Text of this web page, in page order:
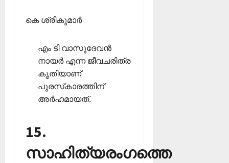
കെ ശ്രീകുമാര്‍
എം ടി വാസുദേവന്‍
നായര്‍ എന്ന ജീവചരിത്ര
കൃതിയാണ്
പുരസ്‌കാരത്തിന്
അര്‍ഹമായത്.
15.
സാഹിത്യരംഗത്തെ